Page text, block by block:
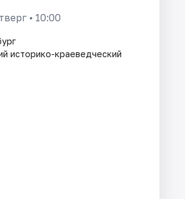
• 10:00
историко-краеведческий